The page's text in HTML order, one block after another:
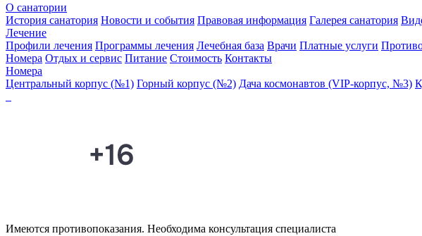
О санатории
История санатория Новости и события Правовая информация Галерея санатория
Лечение
Профили лечения Программы лечения Лечебная база Врачи Платные услуги
Номера Отдых и сервис Питание Стоимость Контакты
Номера
Центральный корпус (№1) Горный корпус (№2) Дача космонавтов (VIP-корпус, №3)
Имеются противопоказания. Необходима консультация специалиста